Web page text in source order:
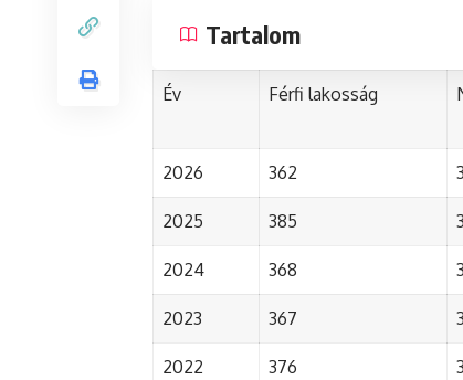
Tartalom
Év Férfi lakosság
2026 362
2025 385
2024 368
2023 367
2022 376